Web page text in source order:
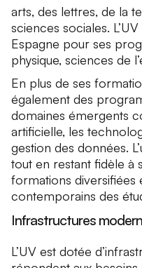
arts, des lettres, de la
sciences sociales.
Espagne pour ses
physique, sciences de
En plus de ses
également des
domaines émergents
artificielle, les
gestion des données.
tout en restant fidèle à
formations diversifiées
contemporains des
Infrastructures
L’UV est dotée